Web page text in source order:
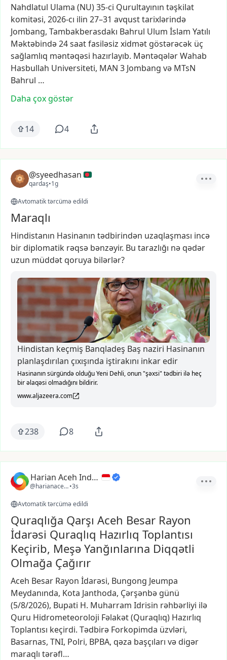
Nahdlatul Ulama (NU)35-ci Qurultayının təşkilat
komitəsi, 2026-cı ilin 27–31 avqusttarixlərində
Jombang, Tambakberasdakı Bahrul Ulum İslam Yatılı
Məktəbində24saatfasiləsiz xidmət göstərəcək üç
sağlamlıq məntəqəsi hazırlayıb. MəntəqələrWahab
Hasbullah Universiteti, MAN 3 Jombang və MTsN
Bahrul …
Daha çox göstər
14 4
@syeedhasan
qardaş•1g
Avtomatik tərcümə edildi
Maraqlı
Hindistanın Hasinanın tədbirindən uzaqlaşması incə
bir diplomatik rəqsə bənzəyir. Bu tarazlığı nə qədər
uzun müddət qoruya bilərlər?
Hindistan keçmiş Banqladeş Baş naziri Hasinanın
planlaşdırılan çıxışında iştirakını inkar edir
Hasinanın sürgündə olduğu Yeni Dehli, onun "şəxsi" tədbiri ilə heç
bir əlaqəsi olmadığını bildirir.
www.aljazeera.com
238 8
Harian Aceh Indonesia
@harianacehindonesia
•3s
Avtomatik tərcümə edildi
Quraqlığa Qarşı Aceh Besar Rayon
İdarəsi Quraqlıq Hazırlıq Toplantısı
Keçirib, Meşə Yanğınlarına Diqqətli
Olmağa Çağırır
Aceh Besar Rayon İdarəsi, Bungong Jeumpa
Meydanında, Kota Janthoda, Çərşənbə günü
(5/8/2026), Bupati H. Muharram Idrisin rəhbərliyi ilə
Quru Hidrometeoroloji Fəlakət(Quraqlıq) Hazırlıq
Toplantısı keçirdi. Tədbirə Forkopimda üzvləri,
Basarnas, TNI, Polri, BPBA, qəza başçıları və digər
maraqlı tərəfl…